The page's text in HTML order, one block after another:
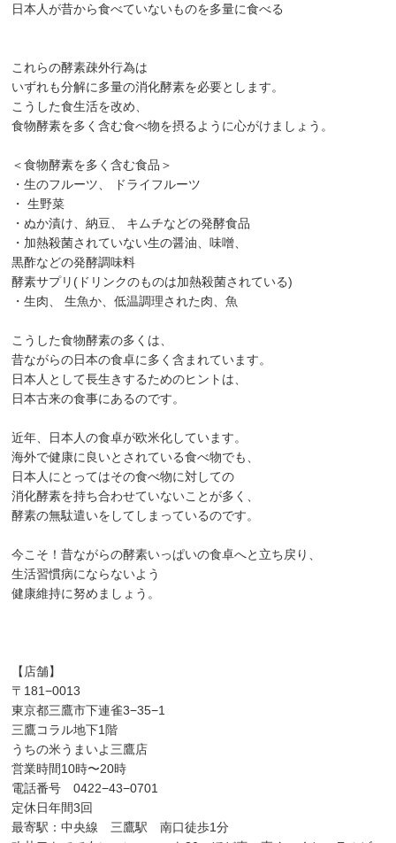
日本人が昔から食べていないものを多量に食べる
これらの酵素疎外行為は
いずれも分解に多量の消化酵素を必要とします。
こうした食生活を改め、
食物酵素を多く含む食べ物を摂るように心がけましょう。
＜食物酵素を多く含む食品＞
・生のフルーツ、 ドライフルーツ
・ 生野菜
・ぬか漬け、納豆、 キムチなどの発酵食品
・加熱殺菌されていない生の醤油、味噌、
黒酢などの発酵調味料
酵素サプリ(ドリンクのものは加熱殺菌されている)
・生肉、 生魚か、低温調理された肉、魚
こうした食物酵素の多くは、
昔ながらの日本の食卓に多く含まれています。
日本人として長生きするためのヒントは、
日本古来の食事にあるのです。
近年、日本人の食卓が欧米化しています。
海外で健康に良いとされている食べ物でも、
日本人にとってはその食べ物に対しての
消化酵素を持ち合わせていないことが多く、
酵素の無駄遣いをしてしまっているのです。
今こそ！昔ながらの酵素いっぱいの食卓へと立ち戻り、
生活習慣病にならないよう
健康維持に努めましょう。
【店舗】
〒181−0013
東京都三鷹市下連雀3−35−1
三鷹コラル地下1階
うちの米うまいよ三鷹店
営業時間10時〜20時
電話番号 0422−43−0701
定休日年間3回
最寄駅：中央線 三鷹駅 南口徒歩1分